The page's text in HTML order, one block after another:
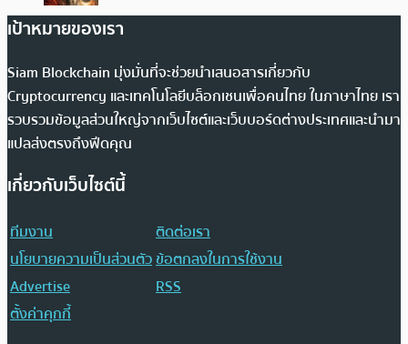
เป้าหมายของเรา
Siam Blockchain มุ่งมั่นที่จะช่วยนำเสนอสารเกี่ยวกับ
Cryptocurrency และเทคโนโลยีบล็อกเชนเพื่อคนไทย ในภาษาไทย เรา
รวบรวมข้อมูลส่วนใหญ่จากเว็บไซต์และเว็บบอร์ดต่างประเทศและนำมา
แปลส่งตรงถึงฟีดคุณ
เกี่ยวกับเว็บไซต์นี้
ทีมงาน
ติดต่อเรา
นโยบายความเป็นส่วนตัวข้อตกลงในการใช้งาน
Advertise
RSS
ตั้งค่าคุกกี้